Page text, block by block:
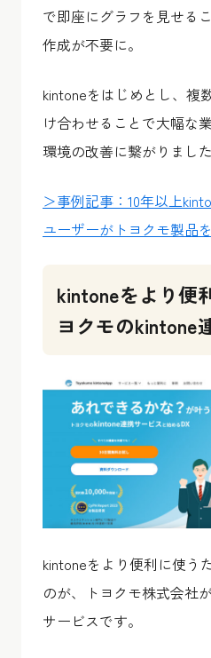
で即座にグラフを見せる
作成が不要に。
kintoneをはじめとし、複
け合わせることで大幅な
環境の改善に繋がりました
＞事例記事：10年以上
ユーザーがトヨクモ製品
kintoneをより便
ヨクモのkintone
kintoneをより便利に使う
のが、トヨクモ株式会社
サービスです。